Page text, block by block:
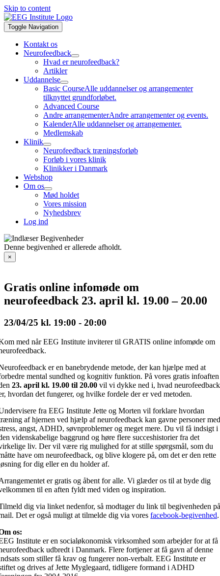
Skip to content
Toggle Navigation
Kontakt os
Neurofeedback
Hvad er neurofeedback?
Artikler
Uddannelse
Basic CourseAlle uddannelser og arrangementer
tilknyttet grundforløbet.
Advanced Course
Andre arrangementerAndre arrangementer og events.
KalenderAlle uddannelser og arrangementer.
Medlemskab
Klinik
Neurofeedback træningsforløb
Forløb i vores klinik
Klinikker i Danmark
Webshop
Om os
Mød holdet
Vores mission
Nyhedsbrev
Log ind
Denne begivenhed er allerede afholdt.
×
Gratis online infomøde om
neurofeedback 23. april kl. 19.00 – 20.00
23/04/25 kl. 19:00 - 20:00
med når EEG Institute inviterer til GRATIS online infomøde om
er en banebrydende metode, der kan hjælpe med at
mental sundhed og kognitiv funktion. På vores gratis infoaften
23. april kl. 19.00 til 20.00vil vi dykke ned i, hvad neurofeedback
hvordan det fungerer, og hvilke fordele der er ved metoden.
fra EEG Institute Jette og Morten vil forklare hvordan
af hjernen ved hjælp af neurofeedback kan gavne personer
angst, ADHD, søvnproblemer og meget mere. Du vil få indsigt i
videnskabelige baggrund og høre flere succeshistorier fra det
liv. Der vil være rig mulighed for at stille spørgsmål, som du
have om neurofeedback, og blive klogere på, om det er den rette
for dig eller en du holder af.
er gratis og åbent for alle. Vi glæder os til at byde dig
til en aften fyldt med viden og inspiration.
dig via linket nedenfor, så modtager du link til begivenheden
Det er også muligt at tilmelde dig via voresfacebook-begivenhed.
os:
Institute er en socialøkonomisk virksomhed som arbejder for at få
udbredt i Danmark. Flere fortjener at få gavn af denne
som stiller få krav og fungerer non-verbalt. EEG Institute er
og drives af Jette Myglegaard, tidligere formand i ADHD